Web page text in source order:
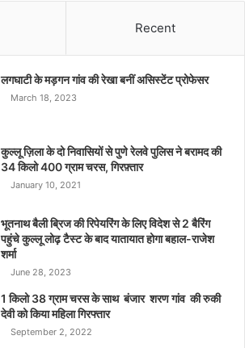
Recent
लगघाटी के मड़गन गांव की रेखा बनीं असिस्टेंट प्रोफेसर
March 18, 2023
कुल्लू ज़िला के दो निवासियों से पुणे रेलवे पुलिस ने बरामद की
34 किलो 400 ग्राम चरस, गिरफ़्तार
January 10, 2021
भूतनाथ बैली ब्रिज की रिपेयरिंग के लिए विदेश से 2 बैरिंग
पहुंचे कुल्लू लोढ़ टैस्ट के बाद यातायात होगा बहाल-राजेश
शर्मा
June 28, 2023
1 किलो 38 ग्राम चरस के साथ बंजार शरण गांव की रुकी
देवी को किया महिला गिरफ्तार
September 2, 2022